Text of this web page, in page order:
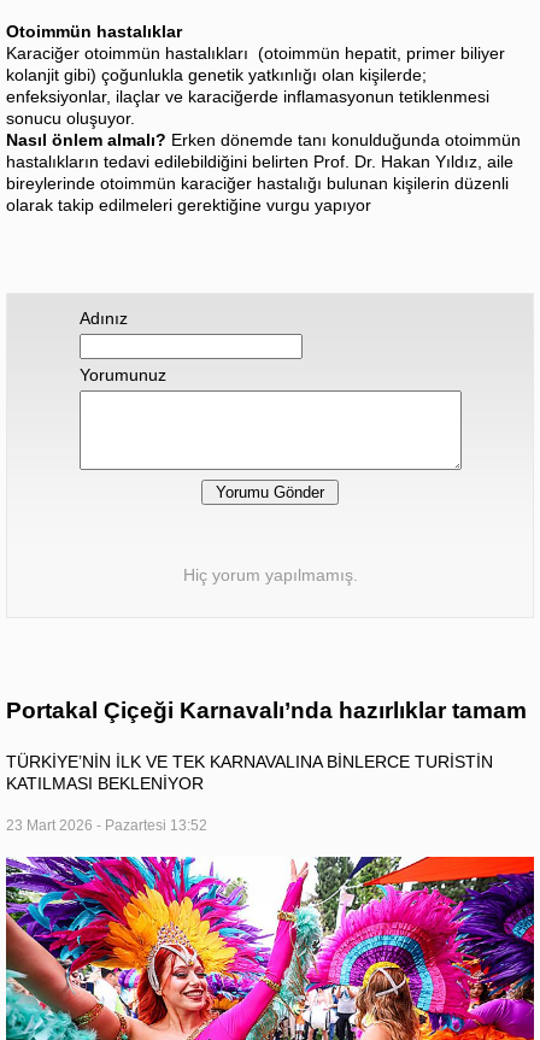
Otoimmün hastalıklar
Karaciğer otoimmün hastalıkları (otoimmün hepatit, primer biliyer
kolanjit gibi) çoğunlukla genetik yatkınlığı olan kişilerde;
enfeksiyonlar, ilaçlar ve karaciğerde inflamasyonun tetiklenmesi
sonucu oluşuyor.
Nasıl önlem almalı? Erken dönemde tanı konulduğunda otoimmün
hastalıkların tedavi edilebildiğini belirten Prof. Dr. Hakan Yıldız, aile
bireylerinde otoimmün karaciğer hastalığı bulunan kişilerin düzenli
olarak takip edilmeleri gerektiğine vurgu yapıyor
Adınız
Yorumunuz
Hiç yorum yapılmamış.
Portakal Çiçeği Karnavalı’nda hazırlıklar tamam
TÜRKİYE’NİN İLK VE TEK KARNAVALINA BİNLERCE TURİSTİN
KATILMASI BEKLENİYOR
23 Mart 2026 - Pazartesi 13:52